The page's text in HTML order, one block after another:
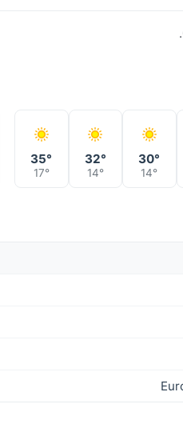
30°
14°
32°
14°
35°
17°